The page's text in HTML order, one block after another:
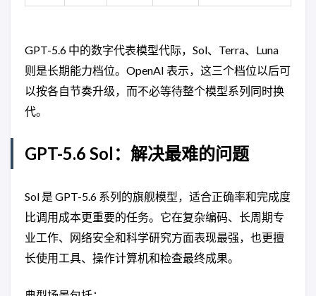
GPT-5.6 中的数字代表模型代际，Sol、Terra、Luna
则是长期能力档位。OpenAI 表示，这三个档位以后可
以按各自节奏升级，而不必等待整个模型系列同时换
代。
GPT-5.6 Sol：解决最难的问题
Sol 是 GPT-5.6 系列的旗舰模型，适合正确率和完成度
比调用成本更重要的任务。它在复杂编码、长周期专
业工作、网络安全和科学研究方面表现最强，也更擅
长使用工具、操作计算机和检查最终成果。